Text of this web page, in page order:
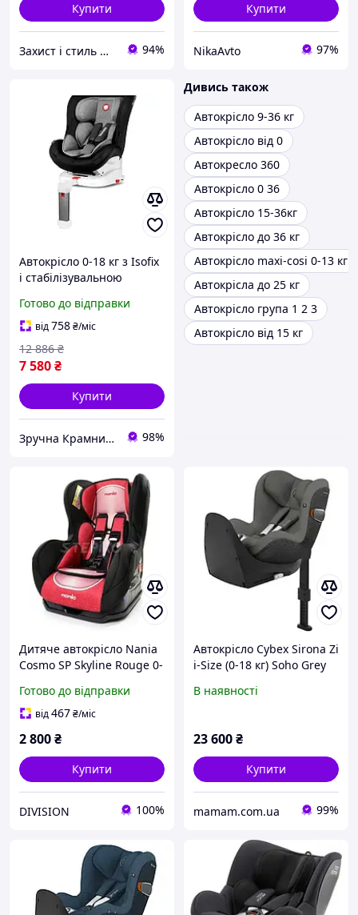
Купити
Захист і стиль — в одному магазині 94%
Купити
NikaAvto 97%
Автокрісло 0-18 кг з Isofix
і стабілізувальною
років сіро-чорний Lionelo
MK-18394
Готово до відправки
від758₴/міс
7 580₴
12 886 ₴
Купити
Зручна Крамниця 98%
Дивись також
Автокрісло 9-36 кг
Автокрісло від 0
Автокресло 360
Автокрісло 0 36
Автокрісло 15-36кг
Автокрісло до 36 кг
Автокрісло maxi-cosi 0-13 кг
Автокрісла до 25 кг
Автокрісло група 1 2 3
Автокрісло від 15 кг
Дитяче автокрісло Nania
Cosmo SP Skyline Rouge 0-
Готово до відправки
від467₴/міс
2 800₴
Купити
DIVISION 100%
Автокрісло Cybex Sirona Zi
i-Size (0-18 кг) Soho Grey
В наявності
23 600₴
Купити
mamam.com.ua 99%